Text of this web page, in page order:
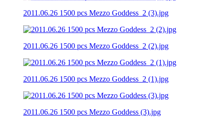
2011.06.26 1500 pcs Mezzo Goddess_2 (3).jpg
2011.06.26 1500 pcs Mezzo Goddess_2 (2).jpg
2011.06.26 1500 pcs Mezzo Goddess_2 (1).jpg
2011.06.26 1500 pcs Mezzo Goddess (3).jpg